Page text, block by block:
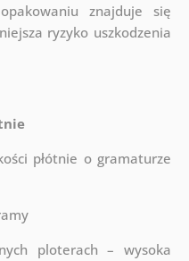
znajduje się
ryzyko uszkodzenia
płótnie o gramaturze
ploterach – wysoka